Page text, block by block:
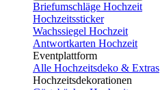
Briefumschläge Hochzeit
Hochzeitssticker
Wachssiegel Hochzeit
Antwortkarten Hochzeit
Eventplattform
Alle Hochzeitsdeko & Extras
Hochzeitsdekorationen